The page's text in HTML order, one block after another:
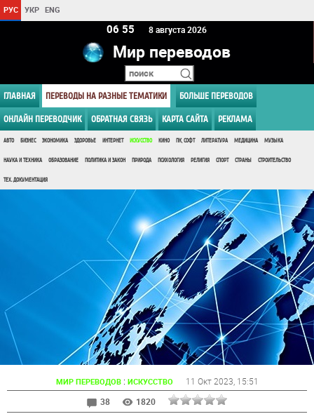
РУС УКР ENG
06:55 8 августа 2026
Мир переводов
ГЛАВНАЯ ПЕРЕВОДЫ НА РАЗНЫЕ ТЕМАТИКИ БОЛЬШЕ ПЕРЕВОДОВ
ОНЛАЙН ПЕРЕВОДЧИК ОБРАТНАЯ СВЯЗЬ КАРТА САЙТА РЕКЛАМА
АВТО БИЗНЕС ЭКОНОМИКА ЗДОРОВЬЕ ИНТЕРНЕТ ИСКУССТВО КИНО ПК, СОФТ ЛИТЕРАТУРА МЕДИЦИНА МУЗЫКА
НАУКА И ТЕХНИКА ОБРАЗОВАНИЕ ПОЛИТИКА И ЗАКОН ПРИРОДА ПСИХОЛОГИЯ РЕЛИГИЯ СПОРТ СТРАНЫ СТРОИТЕЛЬСТВО
ТЕХ. ДОКУМЕНТАЦИЯ
МИР ПЕРЕВОДОВ: ИСКУССТВО 11 Окт 2023 , 15:51
38
1820